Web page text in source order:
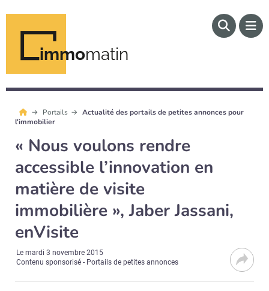
immomatin
Portails
Actualité des portails de petites annonces pour
l'immobilier
« Nous voulons rendre
accessible l’innovation en
matière de visite
immobilière », Jaber Jassani,
enVisite
Lemardi 3 novembre 2015
Contenu sponsorisé - Portails de petites annonces